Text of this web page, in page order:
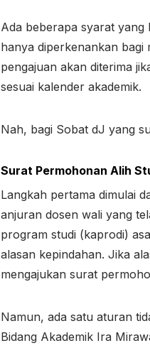
Ada beberapa syarat yang
hanya diperkenankan bagi
pengajuan akan diterima
sesuai kalender akademik.
Nah, bagi Sobat dJ yang
Surat Permohonan Alih
Langkah pertama dimulai
anjuran dosen wali yang
program studi (kaprodi)
alasan kepindahan. Jika
mengajukan surat
Namun, ada satu aturan
Bidang Akademik Ira